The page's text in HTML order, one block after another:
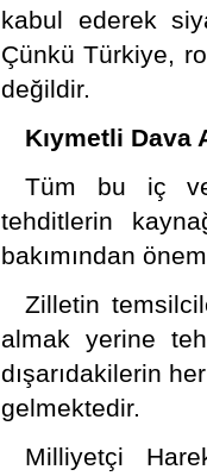
kabul ederek
Çünkü Türkiye,
değildir.
Kıymetli Dava
Tüm bu iç ve
tehditlerin
bakımından
Zilletin
almak yerine
dışarıdakilerin
gelmektedir.
Milliyetçi